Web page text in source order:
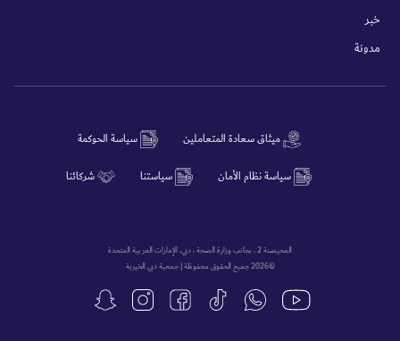
خبر
مدونة
ميثاق سعادة المتعاملين سياسة الحوكمة
سياسة نظام الأمان سياستنا شركائنا
المحيصنة 2 ، بجانب وزارة الصحة ، دبي، الإمارات العربية المتحدة
©2026 جميع الحقوق محفوظة | جمعية دبي الخيرية